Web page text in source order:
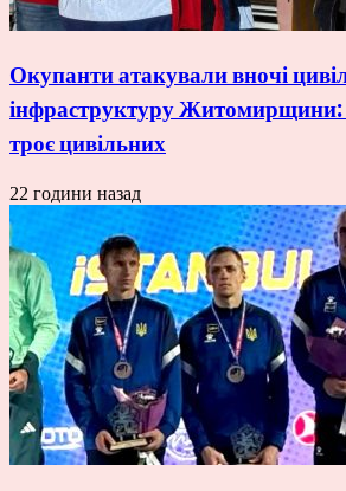
Окупанти атакували вночі
інфраструктуру
троє цивільних
22 години назад